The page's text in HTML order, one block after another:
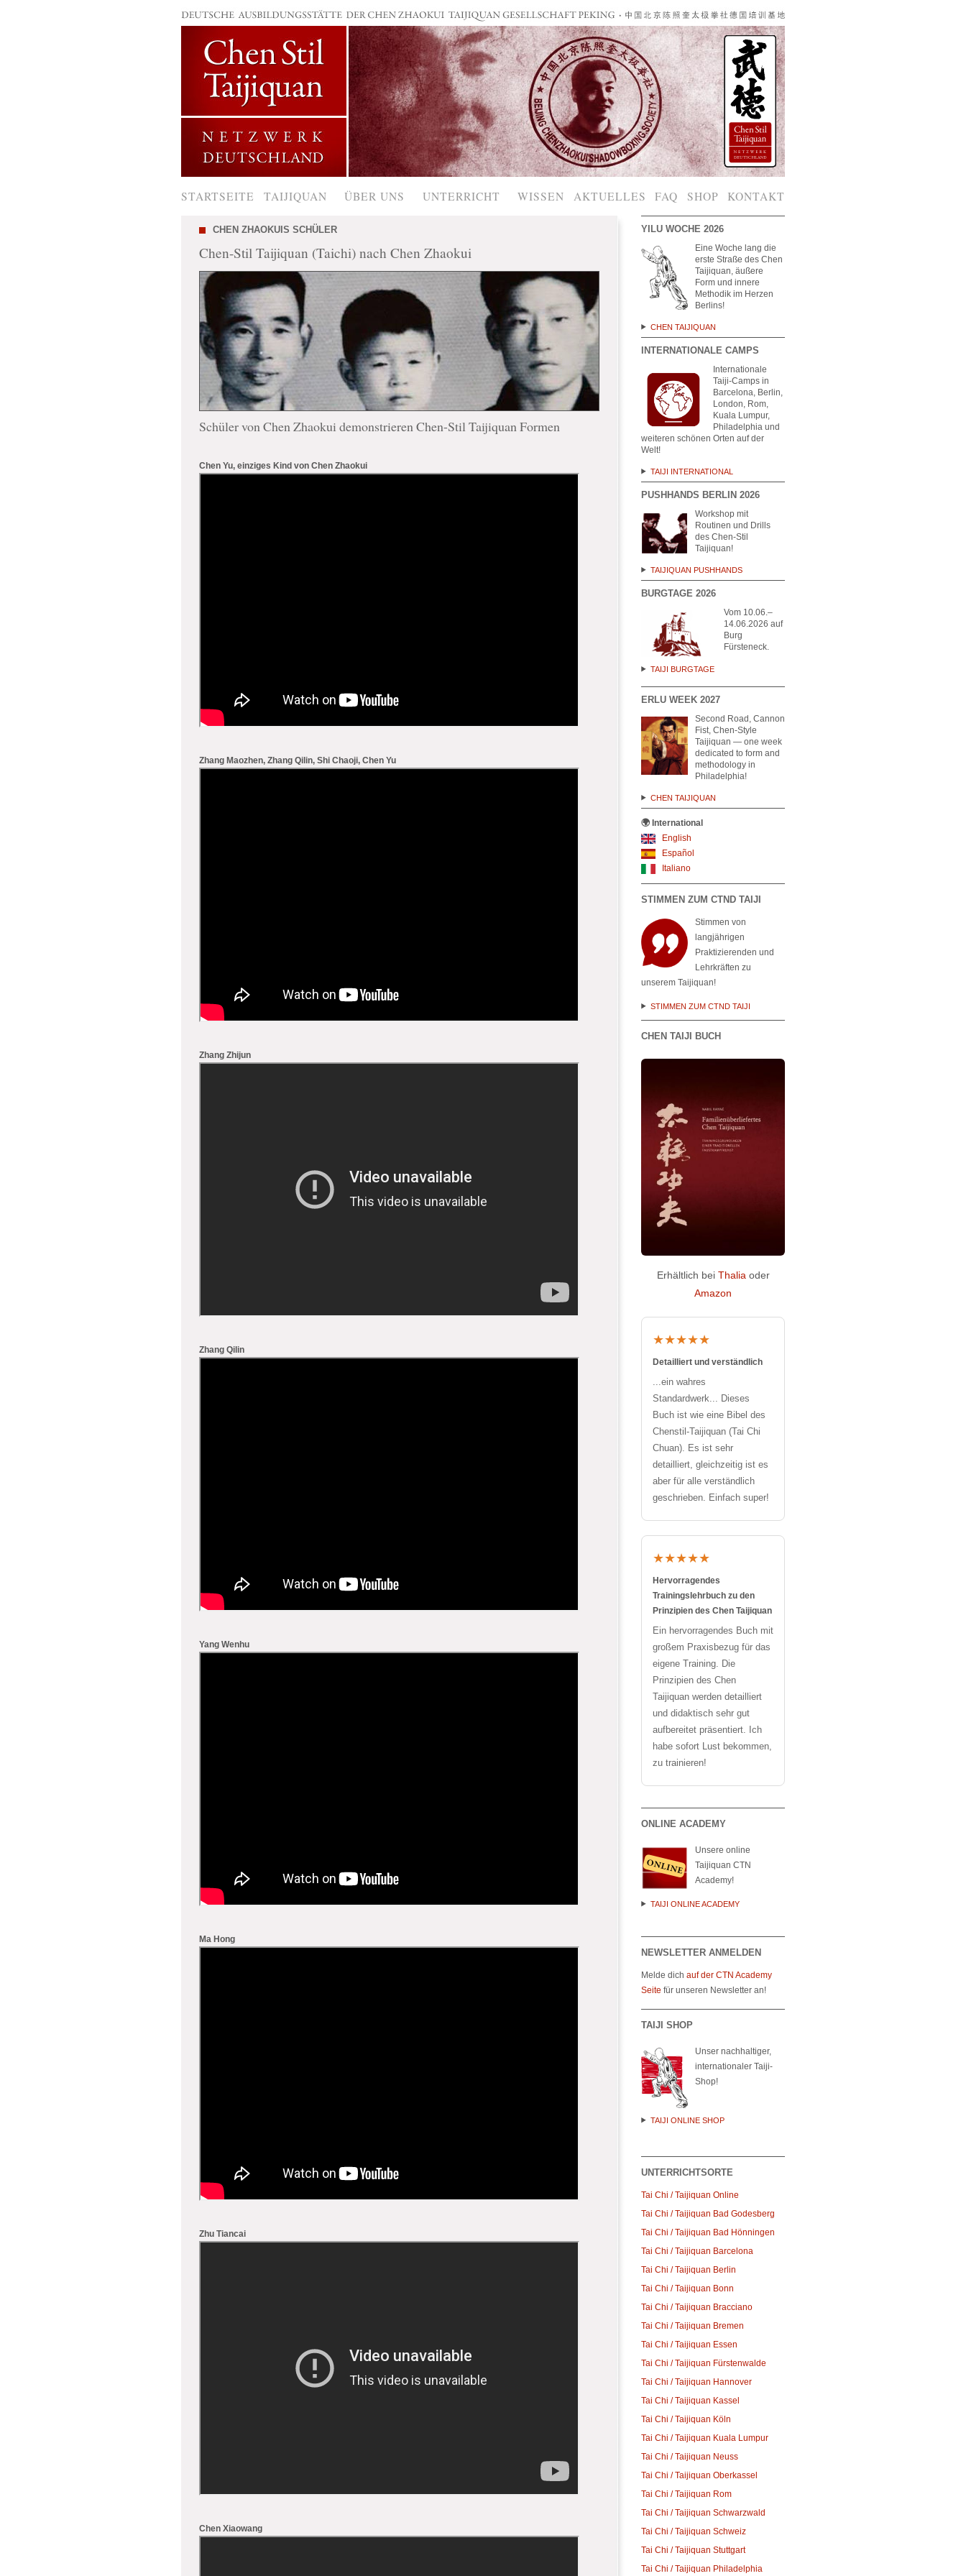
STARTSEITE TAIJIQUAN ÜBER UNS UNTERRICHT WISSEN AKTUELLES FAQ SHOP KONTAKT
CHEN ZHAOKUIS SCHÜLER
Chen-Stil Taijiquan (Taichi) nach Chen Zhaokui
Schüler von Chen Zhaokui demonstrieren Chen-Stil Taijiquan Formen
Chen Yu, einziges Kind von Chen Zhaokui
Zhang Maozhen, Zhang Qilin, Shi Chaoji, Chen Yu
Zhang Zhijun
Zhang Qilin
Yang Wenhu
Ma Hong
Zhu Tiancai
Chen Xiaowang
YILU WOCHE 2026
Eine Woche lang die
erste Straße des Chen
Taijiquan, äußere
Form und innere
Methodik im Herzen
Berlins!
CHEN TAIJIQUAN
INTERNATIONALE CAMPS
Internationale
Taiji-Camps in
Barcelona, Berlin,
London, Rom,
Kuala Lumpur,
Philadelphia und
weiteren schönen Orten auf der
Welt!
TAIJI INTERNATIONAL
PUSHHANDS BERLIN 2026
Workshop mit
Routinen und Drills
des Chen-Stil
Taijiquan!
TAIJIQUAN PUSHHANDS
BURGTAGE 2026
Vom 10.06.–
14.06.2026 auf
Burg
Fürsteneck.
TAIJI BURGTAGE
ERLU WEEK 2027
Second Road, Cannon
Fist, Chen-Style
Taijiquan — one week
dedicated to form and
methodology in
Philadelphia!
CHEN TAIJIQUAN
🌍 International
English
Español
Italiano
STIMMEN ZUM CTND TAIJI
Stimmen von
langjährigen
Praktizierenden und
Lehrkräften zu
unserem Taijiquan!
STIMMEN ZUM CTND TAIJI
CHEN TAIJI BUCH
Erhältlich bei Thalia oder
Amazon
★★★★★
Detailliert und verständlich
...ein wahres
Standardwerk... Dieses
Buch ist wie eine Bibel des
Chenstil-Taijiquan (Tai Chi
Chuan). Es ist sehr
detailliert, gleichzeitig ist es
aber für alle verständlich
geschrieben. Einfach super!
★★★★★
Hervorragendes
Trainingslehrbuch zu den
Prinzipien des Chen Taijiquan
Ein hervorragendes Buch mit
großem Praxisbezug für das
eigene Training. Die
Prinzipien des Chen
Taijiquan werden detailliert
und didaktisch sehr gut
aufbereitet präsentiert. Ich
habe sofort Lust bekommen,
zu trainieren!
ONLINE ACADEMY
Unsere online
Taijiquan CTN
Academy!
TAIJI ONLINE ACADEMY
NEWSLETTER ANMELDEN
Melde dich auf der CTN Academy
Seite für unseren Newsletter an!
TAIJI SHOP
Unser nachhaltiger,
internationaler Taiji-
Shop!
TAIJI ONLINE SHOP
UNTERRICHTSORTE
Tai Chi / Taijiquan Online
Tai Chi / Taijiquan Bad Godesberg
Tai Chi / Taijiquan Bad Hönningen
Tai Chi / Taijiquan Barcelona
Tai Chi / Taijiquan Berlin
Tai Chi / Taijiquan Bonn
Tai Chi / Taijiquan Bracciano
Tai Chi / Taijiquan Bremen
Tai Chi / Taijiquan Essen
Tai Chi / Taijiquan Fürstenwalde
Tai Chi / Taijiquan Hannover
Tai Chi / Taijiquan Kassel
Tai Chi / Taijiquan Köln
Tai Chi / Taijiquan Kuala Lumpur
Tai Chi / Taijiquan Neuss
Tai Chi / Taijiquan Oberkassel
Tai Chi / Taijiquan Rom
Tai Chi / Taijiquan Schwarzwald
Tai Chi / Taijiquan Schweiz
Tai Chi / Taijiquan Stuttgart
Tai Chi / Taijiquan Philadelphia